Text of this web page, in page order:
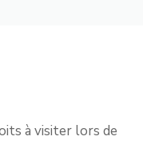
à visiter lors de